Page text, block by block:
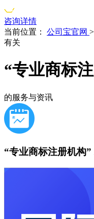
咨询详情
当前位置：
公司宝官网 >
有关
“专业商标
的服务与资讯
“专业商标注册机构”